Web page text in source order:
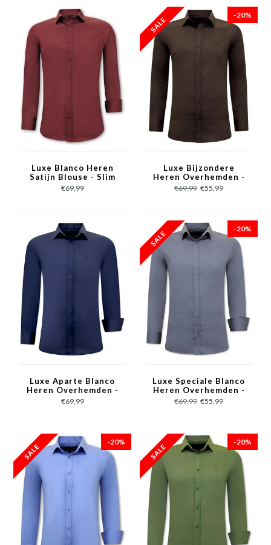
Luxe Blanco Heren
Satijn Blouse - Slim
Fit - 3072- Bordeaux
€69,99
-20%
Luxe Bijzondere
Heren Overhemden -
Slim Fit - 3084- Bruin
€69,99 €55,99
Luxe Aparte Blanco
Heren Overhemden -
Slim Fit - 3081- Navy
€69,99
-20%
Luxe Speciale Blanco
Heren Overhemden -
Slim Fit - 3080 - Grijs
€69,99 €55,99
-20% -20%